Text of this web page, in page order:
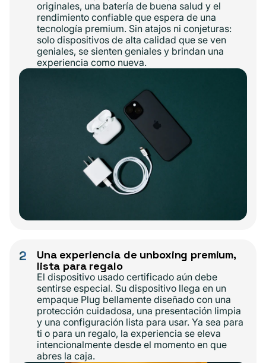
originales, una batería de buena salud y el
rendimiento confiable que espera de una
tecnología premium. Sin atajos ni conjeturas:
solo dispositivos de alta calidad que se ven
geniales, se sienten geniales y brindan una
experiencia como nueva.
2
Una experiencia de unboxing premium,
lista para regalo
El dispositivo usado certificado aún debe
sentirse especial. Su dispositivo llega en un
empaque Plug bellamente diseñado con una
protección cuidadosa, una presentación limpia
y una configuración lista para usar. Ya sea para
ti o para un regalo, la experiencia se eleva
intencionalmente desde el momento en que
abres la caja.